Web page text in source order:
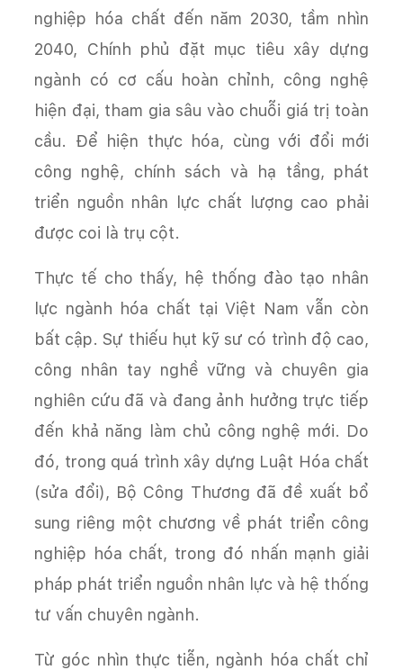
nghiệp hóa chất đến năm 2030, tầm nhìn
2040, Chính phủ đặt mục tiêu xây dựng
ngành có cơ cấu hoàn chỉnh, công nghệ
hiện đại, tham gia sâu vào chuỗi giá trị toàn
cầu. Để hiện thực hóa, cùng với đổi mới
công nghệ, chính sách và hạ tầng, phát
triển nguồn nhân lực chất lượng cao phải
được coi là trụ cột.
Thực tế cho thấy, hệ thống đào tạo nhân
lực ngành hóa chất tại Việt Nam vẫn còn
bất cập. Sự thiếu hụt kỹ sư có trình độ cao,
công nhân tay nghề vững và chuyên gia
nghiên cứu đã và đang ảnh hưởng trực tiếp
đến khả năng làm chủ công nghệ mới. Do
đó, trong quá trình xây dựng Luật Hóa chất
(sửa đổi), Bộ Công Thương đã đề xuất bổ
sung riêng một chương về phát triển công
nghiệp hóa chất, trong đó nhấn mạnh giải
pháp phát triển nguồn nhân lực và hệ thống
tư vấn chuyên ngành.
Từ góc nhìn thực tiễn, ngành hóa chất chỉ